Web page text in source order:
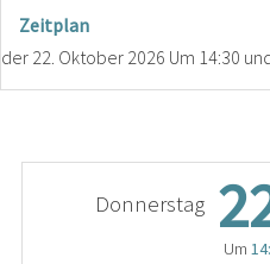
Zeitplan
der 22. Oktober 2026 Um 14:30
Donnerstag
Um